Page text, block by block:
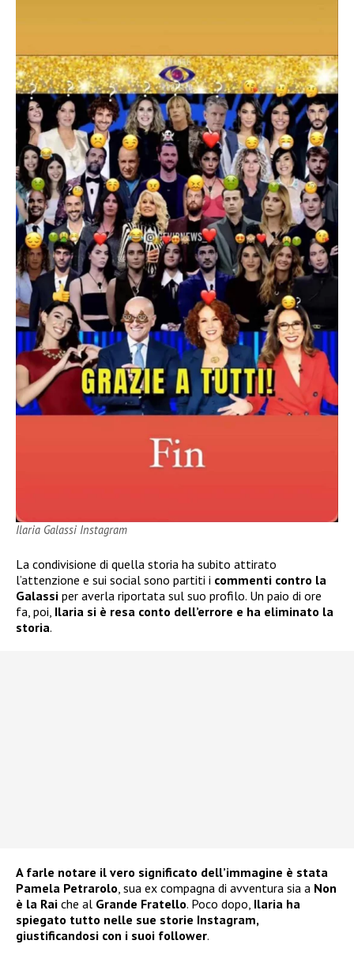
Ilaria Galassi Instagram
La condivisione di quella storia ha subito attirato
l’attenzione e sui social sono partiti i commenti contro la
Galassi per averla riportata sul suo profilo. Un paio di ore
fa, poi, Ilaria si è resa conto dell’errore e ha eliminato la
storia.
A farle notare il vero significato dell’immagine è stata
Pamela Petrarolo , sua ex compagna di avventura sia a Non
è la Rai che al Grande Fratello. Poco dopo, Ilaria ha
spiegato tutto nelle sue storie Instagram,
giustificandosi con i suoi follower.